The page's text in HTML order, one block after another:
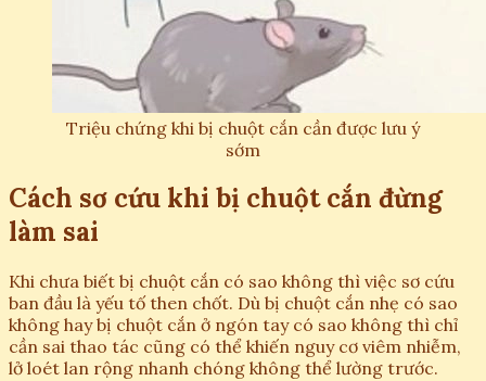
Triệu chứng khi bị chuột cắn cần được lưu ý
sớm
Cách sơ cứu khi bị chuột cắn đừng
làm sai
Khi chưa biết bị chuột cắn có sao không thì việc sơ cứu
ban đầu là yếu tố then chốt. Dù bị chuột cắn nhẹ có sao
không hay bị chuột cắn ở ngón tay có sao không thì chỉ
cần sai thao tác cũng có thể khiến nguy cơ viêm nhiễm,
lở loét lan rộng nhanh chóng không thể lường trước.